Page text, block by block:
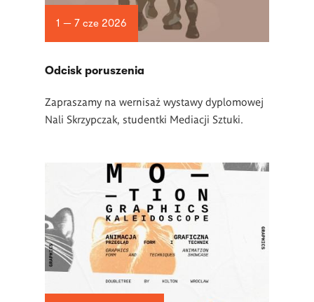
1 — 7 cze 2026
Odcisk poruszenia
Zapraszamy na wernisaż wystawy dyplomowej
Nali Skrzypczak, studentki Mediacji Sztuki.